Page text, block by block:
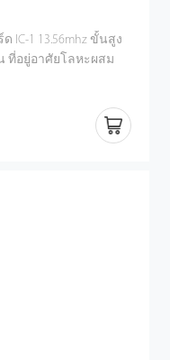
IC-1 13.56mhz ขั้นสูง
ที่อยู่อาศัยโลหะผสม